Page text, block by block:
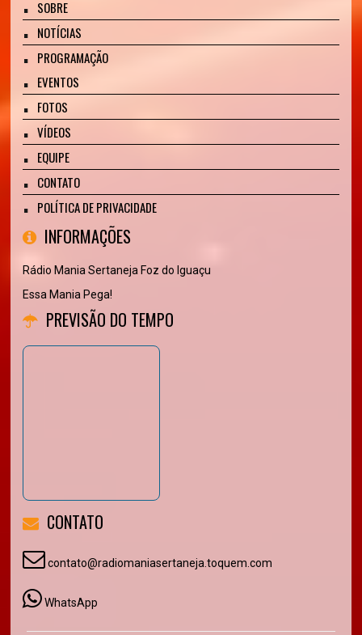
SOBRE
NOTÍCIAS
PROGRAMAÇÃO
EVENTOS
FOTOS
VÍDEOS
EQUIPE
CONTATO
POLÍTICA DE PRIVACIDADE
INFORMAÇÕES
Rádio Mania Sertaneja Foz do Iguaçu
Essa Mania Pega!
PREVISÃO DO TEMPO
CONTATO
contato@radiomaniasertaneja.toquem.com
WhatsApp